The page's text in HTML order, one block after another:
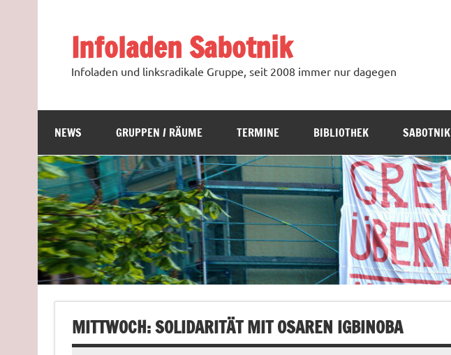
Infoladen Sabotnik
Infoladen und linksradikale Gruppe, seit 2008 immer nur dagegen
NEWS GRUPPEN / RÄUME TERMINE BIBLIOTHEK SABOTNIK
MITTWOCH: SOLIDARITÄT MIT OSAREN IGBINOBA